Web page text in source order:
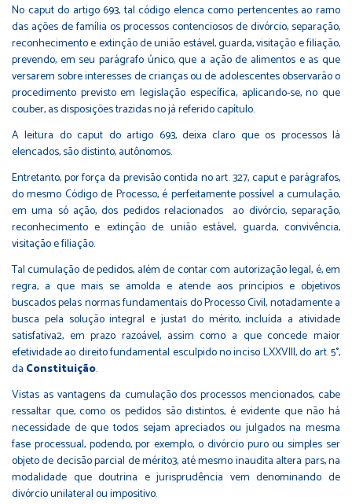
No caput do artigo 693, tal código elenca como pertencentes ao ramo
das ações de família os processos contenciosos de divórcio, separação,
reconhecimento e extinção de união estável, guarda, visitação e filiação,
prevendo, em seu parágrafo único, que a ação de alimentos e as que
versarem sobre interesses de crianças ou de adolescentes observarão o
procedimento previsto em legislação específica, aplicando-se, no que
couber, as disposições trazidas no já referido capítulo.
A leitura do caput do artigo 693, deixa claro que os processos lá
elencados, são distinto, autônomos.
Entretanto, por força da previsão contida no art. 327, caput e parágrafos,
do mesmo Código de Processo, é perfeitamente possível a cumulação,
em uma só ação, dos pedidos relacionados ao divórcio, separação,
reconhecimento e extinção de união estável, guarda, convivência,
visitação e filiação.
Tal cumulação de pedidos, além de contar com autorização legal, é, em
regra, a que mais se amolda e atende aos princípios e objetivos
buscados pelas normas fundamentais do Processo Civil, notadamente a
busca pela solução integral e justa1 do mérito, incluída a atividade
satisfativa2, em prazo razoável, assim como a que concede maior
efetividade ao direito fundamental esculpido no inciso LXXVIII, do art. 5°,
da Constituição.
Vistas as vantagens da cumulação dos processos mencionados, cabe
ressaltar que, como os pedidos são distintos, é evidente que não há
necessidade de que todos sejam apreciados ou julgados na mesma
fase processual, podendo, por exemplo, o divórcio puro ou simples ser
objeto de decisão parcial de mérito3, até mesmo inaudita altera pars, na
modalidade que doutrina e jurisprudência vem denominando de
divórcio unilateral ou impositivo.